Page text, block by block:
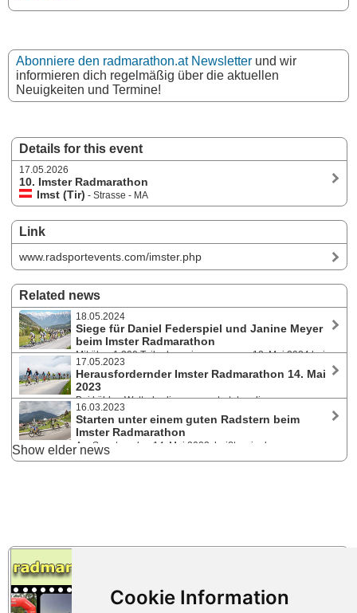
Details for this event
17.05.2026
10. Imster Radmarathon
Imst (Tir) - Strasse - MA
Link
www.radsportevents.com/imster.php
Related news
18.05.2024
Siege für Daniel Federspiel und Janine Meyer
beim Imster Radmarathon
Mit über 1.300 Teilnehmer:innen war am 12. Mai 2024 bei
der 8. Auflage des beliebten Radmarathons in der Outdoorregion Imst
ein Rekordstarterfeld auf den drei Strecken (70, 90 und 110 km)
unterwegs.
17.05.2023
Herausfordernder Imster Radmarathon 14. Mai
2023
Bei kühlen Wetterbedingungen starteten die
Radsportbegeisterten bei der siebten Auflage des beliebten
Radrennens in der Outdoorregion Imst. In einem schnellen Rennen
kamen die SiegerInnen aus Österreich und Deutschland.
16.03.2023
Starten unter einem guten Radstern beim
Imster Radmarathon
Am Sonntag, den 14. Mai 2023, heißt es in der
Outdoorregion Imst wieder in die Pedale treten und dabei sein bei der
Show elder news
Abonniere den radmarathon.at Newsletter und wir
informieren dich regelmäßig über die aktuellen
Neuigkeiten und Termine!